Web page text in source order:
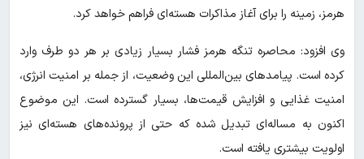
هرمز، زمینه را برای آغاز مذاکرات هسته‌ای فراهم خواهد کرد.
وی افزود: محاصره تنگه هرمز فشار بسیار زیادی بر هر دو طرف وارد
کرده است. پیامدهای بین‌المللی این وضعیت، از جمله بر امنیت انرژی،
امنیت غذایی و افزایش قیمت‌ها، بسیار گسترده است. این موضوع
اکنون به مساله‌ای تبدیل شده که حتی از پرونده‌های هسته‌ای نیز
اولویت بیشتری یافته است.